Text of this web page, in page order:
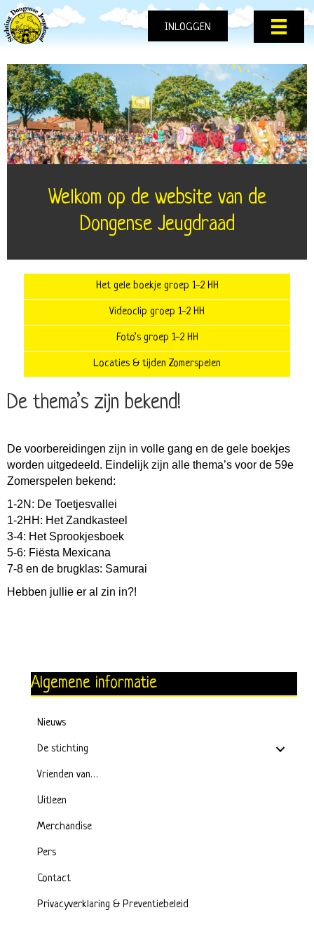
INLOGGEN
Welkom op de website van de
Dongense Jeugdraad
Het gele boekje groep 1-2 HH
Videoclip groep 1-2 HH
Foto’s groep 1-2 HH
Locaties & tijden Zomerspelen
De thema’s zijn bekend!
De voorbereidingen zijn in volle gang en de gele boekjes
worden uitgedeeld. Eindelijk zijn alle thema’s voor de 59e
Zomerspelen bekend:
1-2N: De Toetjesvallei
1-2HH: Het Zandkasteel
3-4: Het Sprookjesboek
5-6: Fiësta Mexicana
7-8 en de brugklas: Samurai
Hebben jullie er al zin in?!
Algemene informatie
Nieuws
De stichting
Vrienden van…
Uitleen
Merchandise
Pers
Contact
Privacyverklaring & Preventiebeleid